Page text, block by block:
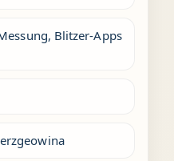
Blitzer-Apps